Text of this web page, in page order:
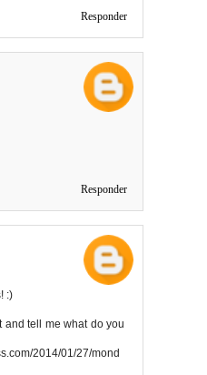
Responder
Responder
:)
and tell me what do you
2014/01/27/mond